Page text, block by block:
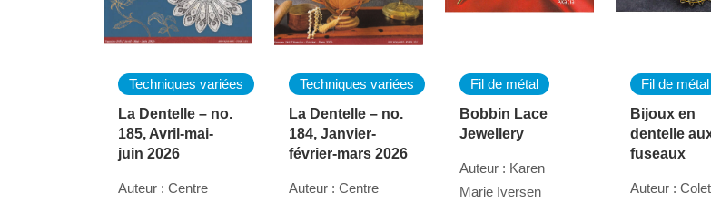
Techniques variées
La Dentelle – no.
185, Avril-mai-
juin 2026
Auteur : Centre
Techniques variées
La Dentelle – no.
184, Janvier-
février-mars 2026
Auteur : Centre
Fil de métal
Bobbin Lace
Jewellery
Auteur : Karen
Marie Iversen
Fil de métal
Bijoux en
dentelle
fuseaux
Auteur :